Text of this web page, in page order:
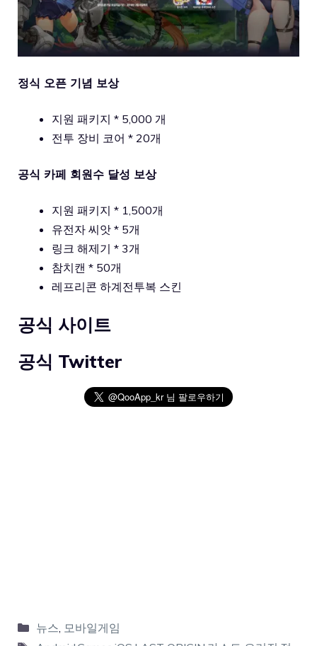
정식 오픈 기념 보상
지원 패키지 * 5,000 개
전투 장비 코어 * 20개
공식 카페 회원수 달성 보상
지원 패키지 * 1,500개
유전자 씨앗 * 5개
링크 해제기 * 3개
참치캔 * 50개
레프리콘 하계전투복 스킨
공식 사이트
공식 Twitter
뉴스 모바일게임